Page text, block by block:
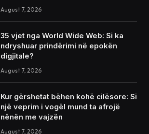
August 7, 2026
35 vjet nga World Wide Web: Si ka
ndryshuar prindërimi në epokën
digjitale?
August 7, 2026
Kur gërshetat bëhen kohë cilësore: Si
një veprim i vogël mund ta afrojë
nënën me vajzën
August 7, 2026